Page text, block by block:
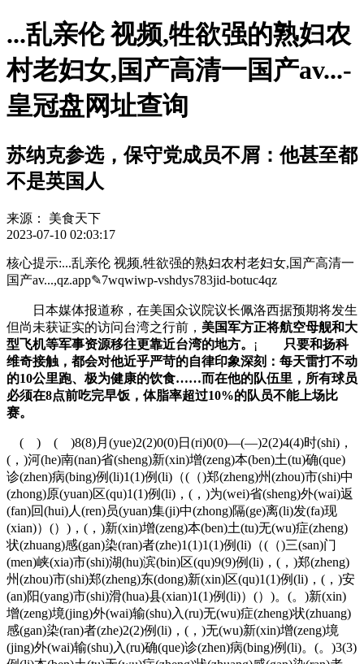
...乱亲伦 视频,牲欲强的熟妇农
村老妇女,国产高清一国产av...-
皇冠盘网址查询
苏纳克参选，保守党成员不屑：他甚至都
不是英国人
来源：
美食天下
2023-07-10 02:03:17
核心提示:...乱亲伦 视频,牲欲强的熟妇农村老妇女,国产高清一
国产av...,qz.app✎7wqwiwp-vshdys783jid-botuc4qz
日本媒体报道称，在美国众议院议长佩洛西据预期将发生
但尚未获证实的访问台湾之行前， 美国军方正将航空母舰和大
型飞机等军事资源移往更靠近台湾的地方。 ¡
只要和扬科
维奇接触，都会对他近乎严苛的自律印象深刻：每天雷打不动
的10公里跑、极为健康的饮食……而在他的队伍里，所有球员
必须在8点前吃完早饭，体脂率超过10%的队员不能上场比
赛。
( ) ( )8(8)月(yue)2(2)0(0)日(ri)0(0)—(—)2(2)4(4)时(shi)，
(，)河(he)南(nan)省(sheng)新(xin)增(zeng)本(ben)土(tu)确(que)
诊(zhen)病(bing)例(li)1(1)例(li)（(（)郑(zheng)州(zhou)市(shi)中
(zhong)原(yuan)区(qu)1(1)例(li)，(，)为(wei)省(sheng)外(wai)返
(fan)回(hui)人(ren)员(yuan)集(ji)中(zhong)隔(ge)离(li)发(fa)现
(xian)）(）)，(，)新(xin)增(zeng)本(ben)土(tu)无(wu)症(zheng)
状(zhuang)感(gan)染(ran)者(zhe)1(1)1(1)例(li)（(（)三(san)门
(men)峡(xia)市(shi)湖(hu)滨(bin)区(qu)9(9)例(li)，(，)郑(zheng)
州(zhou)市(shi)郑(zheng)东(dong)新(xin)区(qu)1(1)例(li)，(，)安
(an)阳(yang)市(shi)滑(hua)县(xian)1(1)例(li)）(）)。(。)新(xin)
增(zeng)境(jing)外(wai)输(shu)入(ru)无(wu)症(zheng)状(zhuang)
感(gan)染(ran)者(zhe)2(2)例(li)，(，)无(wu)新(xin)增(zeng)境
(jing)外(wai)输(shu)入(ru)确(que)诊(zhen)病(bing)例(li)。(。)3(3)